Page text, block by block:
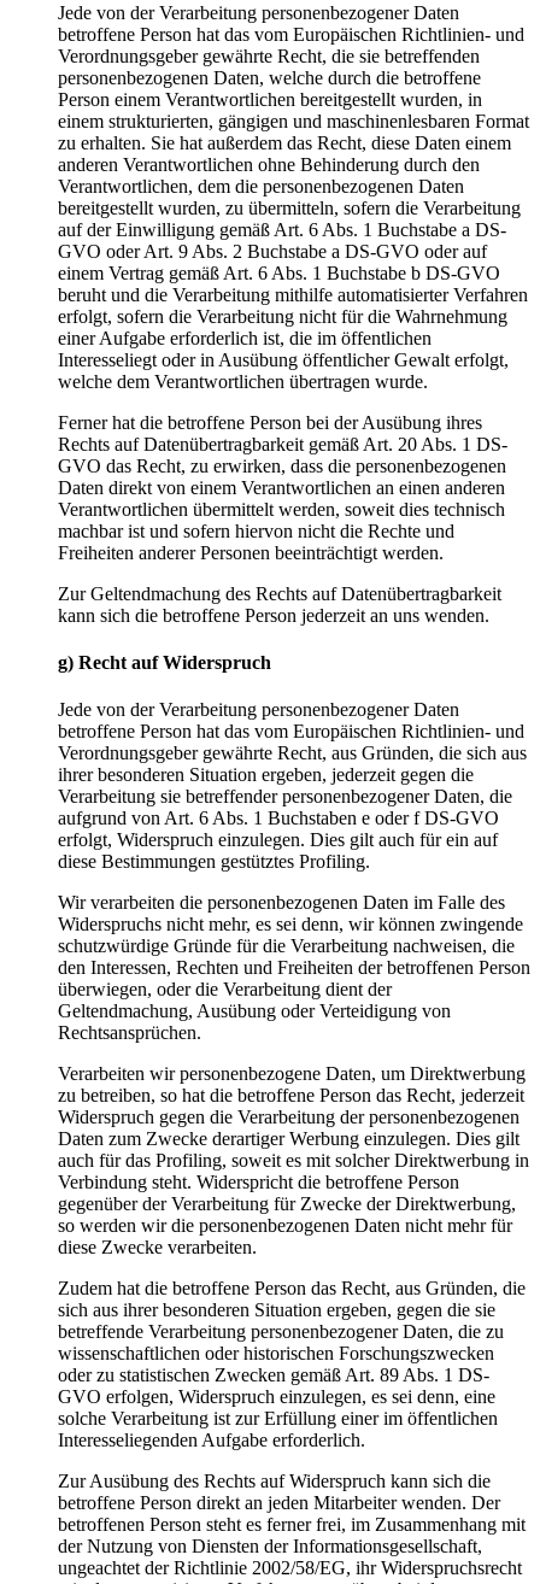
Jede von der Verarbeitung personenbezogener Daten
betroffene Person hat das vom Europäischen Richtlinien- und
Verordnungsgeber gewährte Recht, die sie betreffenden
personenbezogenen Daten, welche durch die betroffene
Person einem Verantwortlichen bereitgestellt wurden, in
einem strukturierten, gängigen und maschinenlesbaren Format
zu erhalten. Sie hat außerdem das Recht, diese Daten einem
anderen Verantwortlichen ohne Behinderung durch den
Verantwortlichen, dem die personenbezogenen Daten
bereitgestellt wurden, zu übermitteln, sofern die Verarbeitung
auf der Einwilligung gemäß Art. 6 Abs. 1 Buchstabe a DS-
GVO oder Art. 9 Abs. 2 Buchstabe a DS-GVO oder auf
einem Vertrag gemäß Art. 6 Abs. 1 Buchstabe b DS-GVO
beruht und die Verarbeitung mithilfe automatisierter Verfahren
erfolgt, sofern die Verarbeitung nicht für die Wahrnehmung
einer Aufgabe erforderlich ist, die im öffentlichen
Interesseliegt oder in Ausübung öffentlicher Gewalt erfolgt,
welche dem Verantwortlichen übertragen wurde.
Ferner hat die betroffene Person bei der Ausübung ihres
Rechts auf Datenübertragbarkeit gemäß Art. 20 Abs. 1 DS-
GVO das Recht, zu erwirken, dass die personenbezogenen
Daten direkt von einem Verantwortlichen an einen anderen
Verantwortlichen übermittelt werden, soweit dies technisch
machbar ist und sofern hiervon nicht die Rechte und
Freiheiten anderer Personen beeinträchtigt werden.
Zur Geltendmachung des Rechts auf Datenübertragbarkeit
kann sich die betroffene Person jederzeit an uns wenden.
g) Recht auf Widerspruch
Jede von der Verarbeitung personenbezogener Daten
betroffene Person hat das vom Europäischen Richtlinien- und
Verordnungsgeber gewährte Recht, aus Gründen, die sich aus
ihrer besonderen Situation ergeben, jederzeit gegen die
Verarbeitung sie betreffender personenbezogener Daten, die
aufgrund von Art. 6 Abs. 1 Buchstaben e oder f DS-GVO
erfolgt, Widerspruch einzulegen. Dies gilt auch für ein auf
diese Bestimmungen gestütztes Profiling.
Wir verarbeiten die personenbezogenen Daten im Falle des
Widerspruchs nicht mehr, es sei denn, wir können zwingende
schutzwürdige Gründe für die Verarbeitung nachweisen, die
den Interessen, Rechten und Freiheiten der betroffenen Person
überwiegen, oder die Verarbeitung dient der
Geltendmachung, Ausübung oder Verteidigung von
Rechtsansprüchen.
Verarbeiten wir personenbezogene Daten, um Direktwerbung
zu betreiben, so hat die betroffene Person das Recht, jederzeit
Widerspruch gegen die Verarbeitung der personenbezogenen
Daten zum Zwecke derartiger Werbung einzulegen. Dies gilt
auch für das Profiling, soweit es mit solcher Direktwerbung in
Verbindung steht. Widerspricht die betroffene Person
gegenüber der Verarbeitung für Zwecke der Direktwerbung,
so werden wir die personenbezogenen Daten nicht mehr für
diese Zwecke verarbeiten.
Zudem hat die betroffene Person das Recht, aus Gründen, die
sich aus ihrer besonderen Situation ergeben, gegen die sie
betreffende Verarbeitung personenbezogener Daten, die zu
wissenschaftlichen oder historischen Forschungszwecken
oder zu statistischen Zwecken gemäß Art. 89 Abs. 1 DS-
GVO erfolgen, Widerspruch einzulegen, es sei denn, eine
solche Verarbeitung ist zur Erfüllung einer im öffentlichen
Interesseliegenden Aufgabe erforderlich.
Zur Ausübung des Rechts auf Widerspruch kann sich die
betroffene Person direkt an jeden Mitarbeiter wenden. Der
betroffenen Person steht es ferner frei, im Zusammenhang mit
der Nutzung von Diensten der Informationsgesellschaft,
ungeachtet der Richtlinie 2002/58/EG, ihr Widerspruchsrecht